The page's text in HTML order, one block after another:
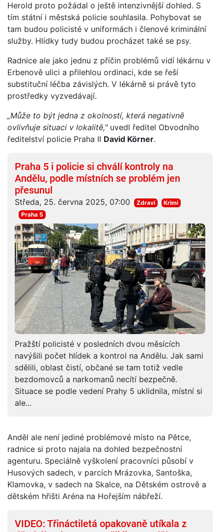
Herold proto požádal o ještě intenzivnější dohled. S
tím státní i městská policie souhlasila. Pohybovat se
tam budou policisté v uniformách i členové kriminální
služby. Hlídky tudy budou procházet také se psy.
Radnice ale jako jednu z příčin problémů vidí lékárnu v
Erbenově ulici a přilehlou ordinaci, kde se řeší
substituční léčba závislých. V lékárně si právě tyto
prostředky vyzvedávají.
„Může to být jedna z okolností, která negativně
ovlivňuje situaci v lokalitě,"uvedl ředitel Obvodního
ředitelství policie Praha II David Körner.
Praha 5 i policie si chválí kontroly na
Andělu, podle místních se problém jen
přesunul
Středa, 25. června 2025, 07:00 Zdraví
Krimi
Praha 5
Pražští policisté v posledních dvou měsících
navýšili počet hlídek a kontrol na Andělu. Jak sami
sdělili, oblast čistí, občané se tam totiž vedle
bezdomovců a narkomanů necítí bezpečně.
Situace se podle vedení Prahy 5 uklidnila, místní si
ale...
Anděl ale není jediné problémové místo na Pětce,
radnice si proto najala na dohled bezpečnostní
agenturu. Speciálně vyškolení pracovníci působí v
Husových sadech, v parcích Mrázovka, Santoška,
Klamovka, v sadech na Skalce, na Dětském ostrově a
dětském hřišti Aréna na Hořejším nábřeží.
VIDEO: Třináctiletá opakovaně utíkala z